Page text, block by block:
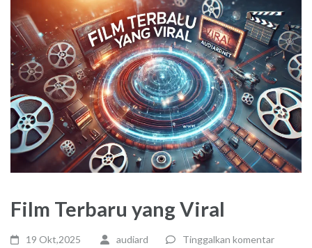
Film Terbaru yang Viral
19 Okt,2025 audiard Tinggalkan komentar